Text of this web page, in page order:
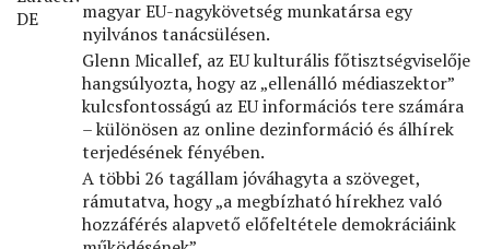
DE
magyar EU-nagykövetség munkatársa egy
nyilvános tanácsülésen.
Glenn Micallef, az EU kulturális főtisztségviselője
hangsúlyozta, hogy az „ellenálló médiaszektor”
kulcsfontosságú az EU információs tere számára
– különösen az online dezinformáció és álhírek
terjedésének fényében.
A többi 26 tagállam jóváhagyta a szöveget,
rámutatva, hogy „a megbízható hírekhez való
hozzáférés alapvető előfeltétele demokráciáink